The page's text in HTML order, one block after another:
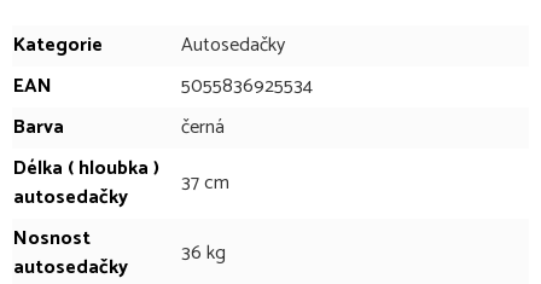
hlavy a krku dítěte. Autosedačka umožňuje použití proti směru
jízdy až do cca 4 let (do 105 cm, do 18,5 kg). Od 15 měsíců (od
cca 76 cm) může být sedačka umístěna i po směru jízdy. Otočný
sedák usnadňuje i připoutání dítěte.
Autosedačka se do auta připevňuje s pomocí úchytů Isofix.
Podpůrná noha v případě nárazu pomáhá udržet autosedačku na
místě. Systém boční ochrany SPS chrání dítě v případě bočního
nárazu.
Kategorie
Autosedačky
EAN
5055836925534
Barva
černá
Délka ( hloubka )
autosedačky
37 cm
Nosnost
autosedačky
36 kg